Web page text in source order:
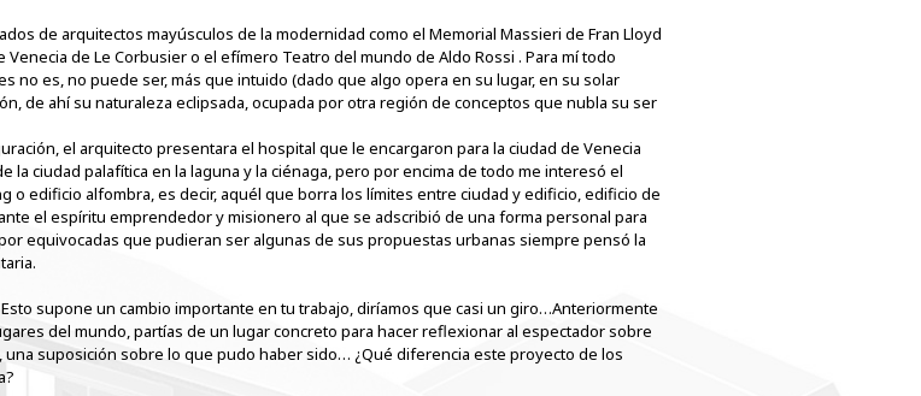
de arquitectos mayúsculos de la modernidad como el Memorial Massieri de Fran Lloyd
de Le Corbusier o el efímero Teatro del mundo de Aldo Rossi . Para mí todo
no es, no puede ser, más que intuido (dado que algo opera en su lugar, en su solar
de ahí su naturaleza eclipsada, ocupada por otra región de conceptos que nubla su ser
el arquitecto presentara el hospital que le encargaron para la ciudad de Venecia
la ciudad palafítica en la laguna y la ciénaga, pero por encima de todo me interesó el
edificio alfombra, es decir, aquél que borra los límites entre ciudad y edificio, edificio de
el espíritu emprendedor y misionero al que se adscribió de una forma personal para
equivocadas que pudieran ser algunas de sus propuestas urbanas siempre pensó la
supone un cambio importante en tu trabajo, diríamos que casi un giro…Anteriormente
del mundo, partías de un lugar concreto para hacer reflexionar al espectador sobre
suposición sobre lo que pudo haber sido… ¿Qué diferencia este proyecto de los